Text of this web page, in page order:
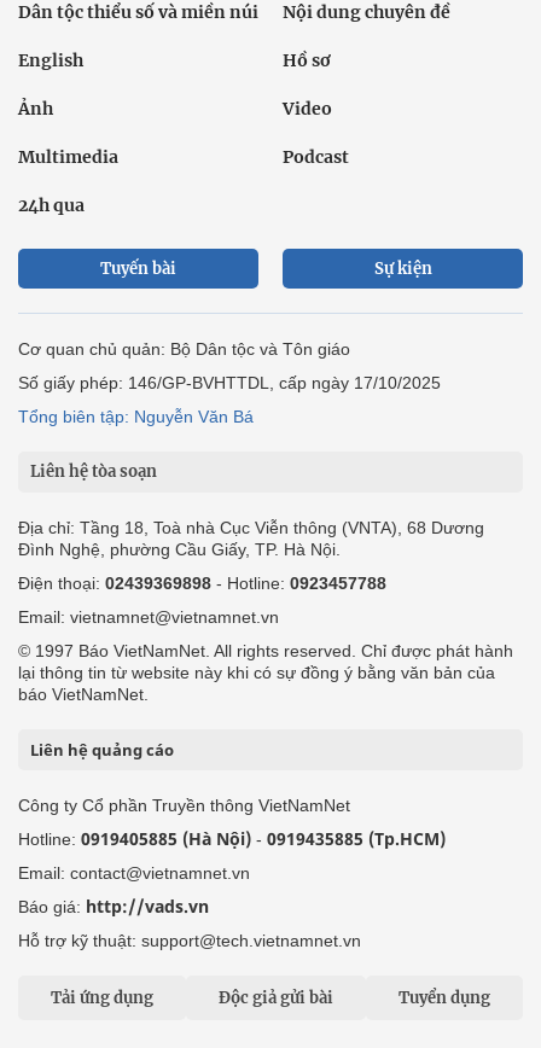
Dân tộc thiểu số và miền núi Nội dung chuyên đề
English Hồ sơ
Ảnh Video
Multimedia Podcast
24h qua
Tuyến bài Sự kiện
Cơ quan chủ quản: Bộ Dân tộc và Tôn giáo
Số giấy phép: 146/GP-BVHTTDL, cấp ngày 17/10/2025
Tổng biên tập: Nguyễn Văn Bá
Liên hệ tòa soạn
Địa chỉ: Tầng 18, Toà nhà Cục Viễn thông (VNTA), 68 Dương
Đình Nghệ, phường Cầu Giấy, TP. Hà Nội.
Điện thoại: 02439369898 - Hotline: 0923457788
Email: vietnamnet@vietnamnet.vn
© 1997 Báo VietNamNet. All rights reserved. Chỉ được phát hành
lại thông tin từ website này khi có sự đồng ý bằng văn bản của
báo VietNamNet.
Liên hệ quảng cáo
Công ty Cổ phần Truyền thông VietNamNet
Hotline: 0919405885 (Hà Nội) - 0919435885 (Tp.HCM)
Email: contact@vietnamnet.vn
Báo giá: http://vads.vn
Hỗ trợ kỹ thuật: support@tech.vietnamnet.vn
Tải ứng dụng Độc giả gửi bài Tuyển dụng